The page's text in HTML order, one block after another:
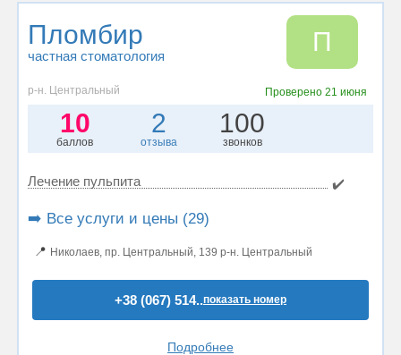
Пломбир
частная стоматология П
р-н. Центральный Проверено 21 июня
10
баллов
2
отзыва
100
звонков
Лечение пульпита ✔️
➡️ Все услуги и цены (29)
📍 Николаев, пр. Центральный, 139 р-н. Центральный
+38 (067) 514..показать номер
Подробнее